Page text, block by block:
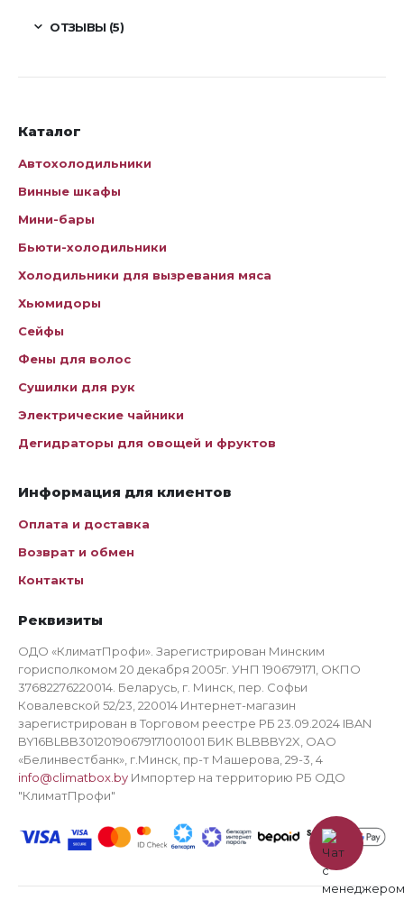
ОТЗЫВЫ (5)
Каталог
Автохолодильники
Винные шкафы
Мини-бары
Бьюти-холодильники
Холодильники для вызревания мяса
Хьюмидоры
Сейфы
Фены для волос
Сушилки для рук
Электрические чайники
Дегидраторы для овощей и фруктов
Информация для клиентов
Оплата и доставка
Возврат и обмен
Контакты
Реквизиты
ОДО «КлиматПрофи». Зарегистрирован Минским
горисполкомом 20 декабря 2005г. УНП 190679171, ОКПО
37682276220014. Беларусь, г. Минск, пер. Софьи
Ковалевской 52/23, 220014 Интернет-магазин
зарегистрирован в Торговом реестре РБ 23.09.2024 IBAN
BY16BLBB30120190679171001001 БИК BLBBBY2X, ОАО
«Белинвестбанк», г.Минск, пр-т Машерова, 29-3, 4
info@climatbox.by Импортер на территорию РБ ОДО
"КлиматПрофи"